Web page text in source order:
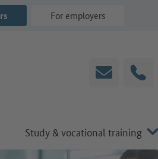
it in GermanyFor employers
Email
Study & vocational training